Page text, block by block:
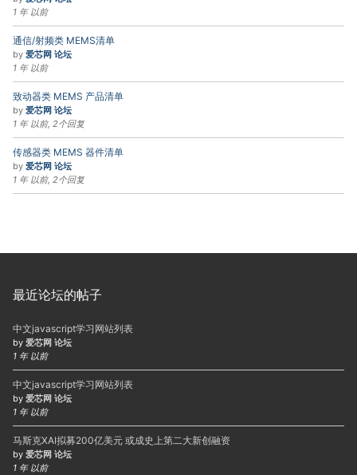
1 年 以前
通信/射频类 MEMS清单
by 爱芯网 论坛
1 年 以前
致动器类 MEMS 产品清单
by 爱芯网 论坛
1 年 以前, 2个回复
传感器类 MEMS 器件清单
by 爱芯网 论坛
1 年 以前, 2个回复
最近论坛的帖子
中文javascript学习网站列表
by 爱芯网 论坛
1 年 以前
中文javascript学习网站列表
by 爱芯网 论坛
1 年 以前
马斯克XAI拟募200亿美元 或成史上第二大新创融资
by 爱芯网 论坛
1 年 以前